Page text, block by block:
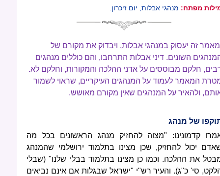
מפתח: מנהגי אבלות, יום זיכרון.
מאמר זה יעסוק במנהגי אבלות, ויבדוק את מקורם של
השונים. דיני אבלות התרחבו, והם כוללים מנהגים
חלקם מבוססים על אדני ההלכה והמקורות, וחלקם לא.
המאמר לעמוד על המנהגים העיקריים, שראוי לשמור
ולהאיר על המנהגים שאין מקורם מאושש.
של מנהג
קדמונינו: "מצוה להחזיק מנהג הראשונים בכל מה
יכול להחזיק, שכן מצינו בתלמוד ירושלמי שהמנהג
את ההלכה. וכמו כן מצינו בתלמוד בבלי שלנו" (שבלי
סי' כ"ג). והעיר רש"י "ישראל שבגלות אם אינם נביאים